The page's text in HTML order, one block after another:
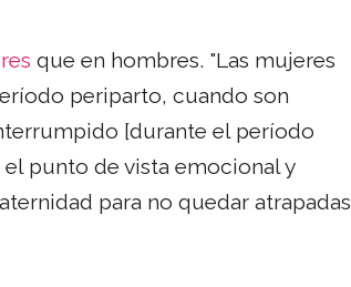
que en hombres. "Las mujeres
periparto, cuando son
[durante el período
punto de vista emocional y
para no quedar atrapadas